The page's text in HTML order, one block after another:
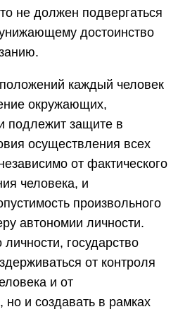
не должен подвергаться
достоинство
каждый человек
окружающих,
подлежит защите в
осуществления всех
от фактического
человека, и
произвольного
автономии личности.
государство
от контроля
и от
но и создавать в рамках